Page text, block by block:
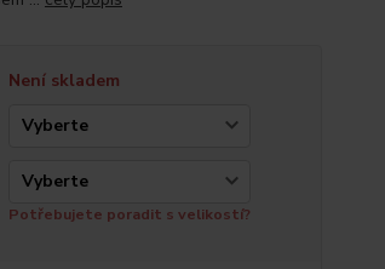
Není skladem
Potřebujete poradit s velikostí?